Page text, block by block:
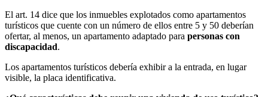
El art. 14 dice que los inmuebles explotados como apartamentos
turí­sticos que cuente con un número de ellos entre 5 y 50 deberían
ofertar, al menos, un apartamento adaptado para personas con
discapacidad.
Los apartamentos turísticos debería exhibir a la entrada, en lugar
visible, la placa identificativa.